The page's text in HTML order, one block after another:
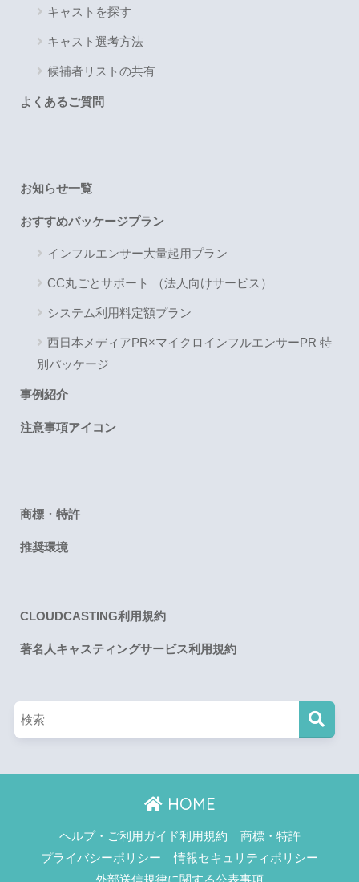
キャストを探す
キャスト選考方法
候補者リストの共有
よくあるご質問
お知らせ一覧
おすすめパッケージプラン
インフルエンサー大量起用プラン
CC丸ごとサポート （法人向けサービス）
システム利用料定額プラン
西日本メディアPR×マイクロインフルエンサーPR 特
別パッケージ
事例紹介
注意事項アイコン
商標・特許
推奨環境
CLOUDCASTING利用規約
著名人キャスティングサービス利用規約
HOME
ヘルプ・ご利用ガイド利用規約
商標・特許
プライバシーポリシー
情報セキュリティポリシー
外部送信規律に関する公表事項